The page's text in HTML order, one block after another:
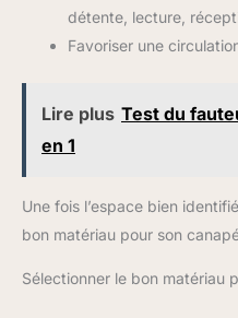
détente, lecture,
Favoriser une
Lire plus Test du
en 1
Une fois l’espace bien
bon matériau pour son
Sélectionner le bon matériau